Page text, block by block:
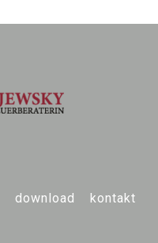
download kontakt